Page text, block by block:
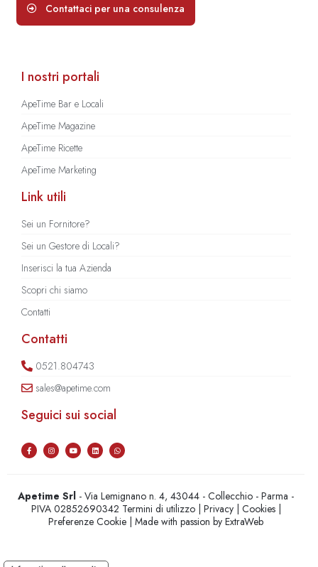
Contattaci per una consulenza
I nostri portali
ApeTime Bar e Locali
ApeTime Magazine
ApeTime Ricette
ApeTime Marketing
Link utili
Sei un Fornitore?
Sei un Gestore di Locali?
Inserisci la tua Azienda
Scopri chi siamo
Contatti
Contatti
0521.804743
sales@apetime.com
Seguici sui social
Apetime Srl - Via Lemignano n. 4, 43044 - Collecchio - Parma -
PIVA 02852690342 Termini di utilizzo| Privacy| Cookies|
Preferenze Cookie | Made with passion byExtraWeb